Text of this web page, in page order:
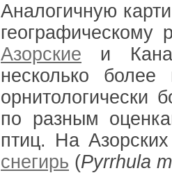
Аналогичную
географическому
Азорские и
несколько
по разным
птиц. На
снегирь (Pyrrhula